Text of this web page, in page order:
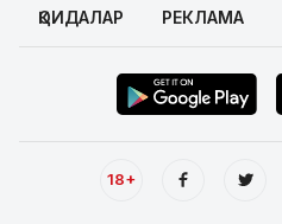
ҚОИДАЛАР РЕКЛАМА
18+